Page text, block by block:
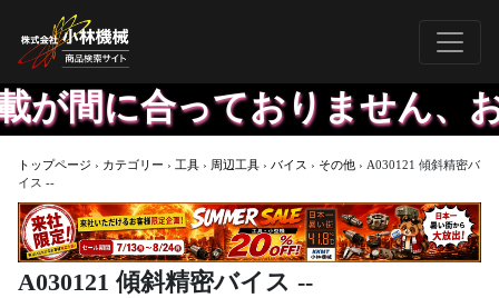
合っておりません、お問
トップページ › カテゴリー › 工具 › 周辺工具 › バイス › その他 › A030121 傾斜精密バ
イス --
A030121 傾斜精密バイス --